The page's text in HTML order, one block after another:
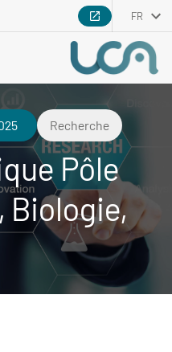
FR
Recherche
Pôle
Biologie,